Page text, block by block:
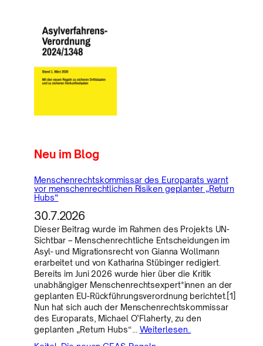
Neu im Blog
Menschenrechtskommissar des Europarats warnt
vor menschenrechtlichen Risiken geplanter „Return
Hubs“
30.7.2026
Dieser Beitrag wurde im Rahmen des Projekts UN-
Sichtbar – Menschenrechtliche Entscheidungen im
Asyl- und Migrationsrecht von Gianna Wollmann
erarbeitet und von Katharina Stübinger redigiert.
Bereits im Juni 2026 wurde hier über die Kritik
unabhängiger Menschenrechtsexpert*innen an der
geplanten EU-Rückführungsverordnung berichtet.[1]
Nun hat sich auch der Menschenrechtskommissar
des Europarats, Michael O’Flaherty, zu den
geplanten „Return Hubs“… Weiterlesen..